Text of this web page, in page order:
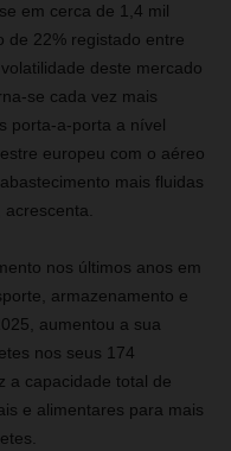
em cerca de 1,4 mil
de 22% registado entre
deste mercado
cada vez mais
porta‑a‑porta a nível
europeu com o aéreo
mais fluidas
nos últimos anos em
armazenamento e
aumentou a sua
nos seus 174
a capacidade total de
e alimentares para mais